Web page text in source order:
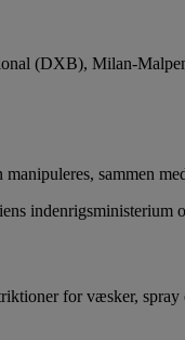
(DXB), Milan-
sammen
for væsker, spray